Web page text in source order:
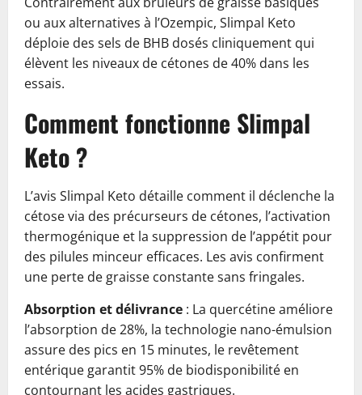
ou aux alternatives à l’Ozempic, Slimpal Keto
déploie des sels de BHB dosés cliniquement qui
élèvent les niveaux de cétones de 40% dans les
essais.
Comment fonctionne Slimpal
Keto ?
L’avis Slimpal Keto détaille comment il déclenche la
cétose via des précurseurs de cétones, l’activation
thermogénique et la suppression de l’appétit pour
des pilules minceur efficaces. Les avis confirment
une perte de graisse constante sans fringales.
Absorption et délivrance : La quercétine améliore
l’absorption de 28%, la technologie nano-émulsion
assure des pics en 15 minutes, le revêtement
entérique garantit 95% de biodisponibilité en
contournant les acides gastriques.